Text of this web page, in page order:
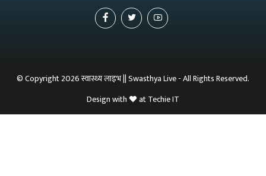
© Copyright 2026 स्वास्थ्य लाइभ || Swasthya Live - All Rights Reserved.
Design with
atTechie IT